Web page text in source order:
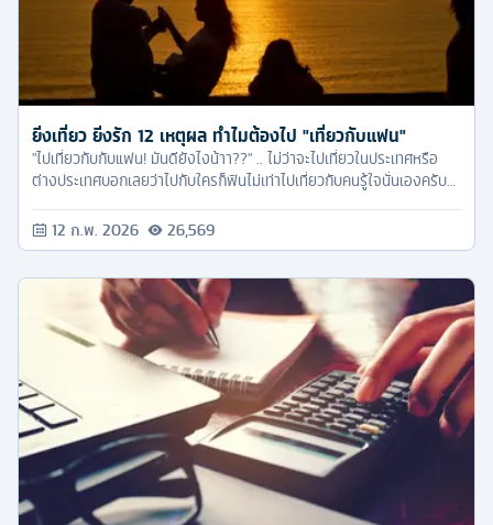
ยิ่งเที่ยว ยิ่งรัก 12 เหตุผล ทำไมต้องไป "เที่ยวกับแฟน"
"ไปเที่ยวกับกับแฟน! มันดียังไงน้าา??" .. ไม่ว่าจะไปเที่ยวในประเทศหรือ
ต่างประเทศบอกเลยว่าไปกับใครก็ฟินไม่เท่าไปเที่ยวกับคนรู้ใจนั่นเองครับ
กับแฟนแล้วดียังไง ครั้งหน้าจะไปหาแฟนไปกับเค้าบ้าง !!
12 ก.พ. 2026 26,569